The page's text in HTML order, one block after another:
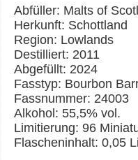
Abfüller: Malts of
Herkunft: Schottland
Region: Lowlands
Destilliert: 2011
Abgefüllt: 2024
Fasstyp: Bourbon
Fassnummer: 24003
Alkohol: 55,5% vol.
Limitierung: 96
Flascheninhalt: 0,05